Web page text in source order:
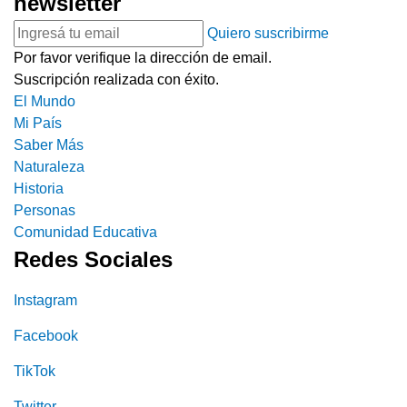
Quiero suscribirme
Por favor verifique la dirección de email.
Suscripción realizada con éxito.
El Mundo
Mi País
Saber Más
Naturaleza
Historia
Personas
Comunidad Educativa
Redes Sociales
Instagram
Facebook
TikTok